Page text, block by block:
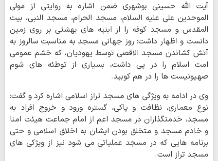
آیت الله حسینی بوشهری ضمن اشاره به روایتی از مولی
الموحدین علی علیه السلام، مسجد الحرام، مسجد النبی، بیت
المقدس و مسجد کوفه را از ابنیه های بهشتی بر روی زمین
دانست و اظهار داشت: روز جهانی مسجد به مناسبت سالروز به
آتش کشاندن مسجد الاقصی توسط یهودیان، که خشم عمومی
امت اسلام را در پی داشت، بسیاری از توطئه های شوم
صهیونیست ها را در هم کوبید.
وی در ادامه به ویژگی های مسجد تراز اسلامی اشاره کرد و گفت:
نوع معماری، نظافت و پاکی، گستره ورود و خروج افراد به
مسجد، خدمتگذاران در مسجد اعم از امام جماعت هیئت امنا
و خادم مسجد و متخلق بودن ایشان به اخلاق اسلامی و حتی
برنامه هایی که در مسجد عملیاتی می شود نیز از ویژکی های
مسجد تراز است.